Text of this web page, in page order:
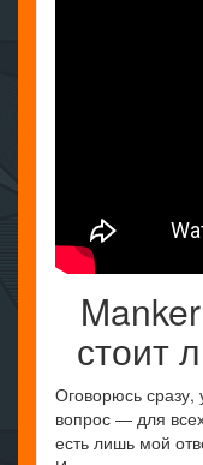
стоит
Оговорюсь сразу,
вопрос — для
есть лишь мой